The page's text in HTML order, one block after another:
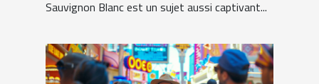
Sauvignon Blanc est un sujet aussi captivant...